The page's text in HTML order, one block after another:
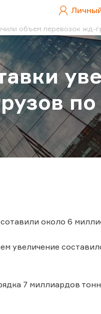
объем перевозок жд-
около 6
увеличение
7 миллиардов